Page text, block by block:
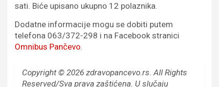
sati. Biće upisano ukupno 12 polaznika.
Dodatne informacije mogu se dobiti putem
telefona 063/372-298 i na Facebook stranici
Omnibus Pančevo.
Copyright © 2026 zdravopancevo.rs. All Rights
Reserved/Sva prava zaštićena. U slučaju